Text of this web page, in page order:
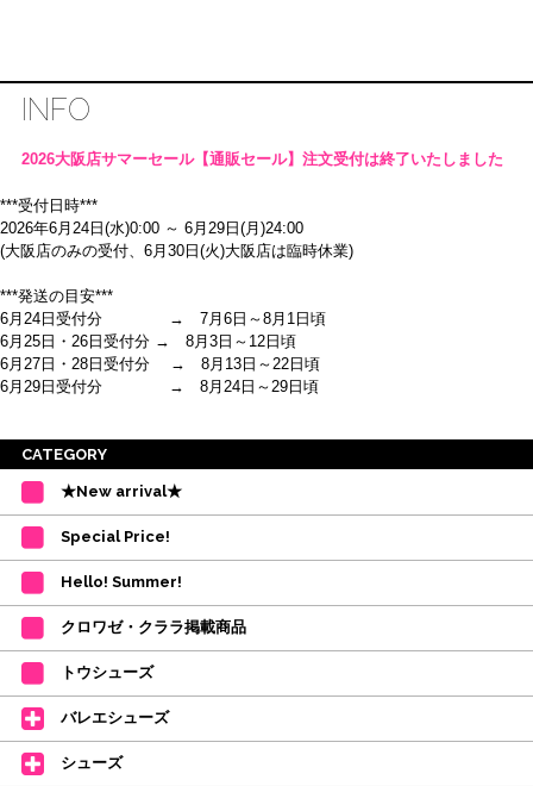
INFO
2026大阪店サマーセール【通販セール】注文受付は終了いたしました
***受付日時***
2026年6月24日(水)0:00 ～ 6月29日(月)24:00
(大阪店のみの受付、6月30日(火)大阪店は臨時休業)
***発送の目安***
6月24日受付分 → 7月6日～8月1日頃
6月25日・26日受付分 → 8月3日～12日頃
6月27日・28日受付分 → 8月13日～22日頃
6月29日受付分 → 8月24日～29日頃
※ご注意
間を目安として下さい。
・在庫の確保は発送の直前に行います。カートに入れて注文完了となって
ご注文商品が在庫切れの場合は、上記お目安の頃にご連絡させていただき
カード決済をされたお客様は決済金額の変更をさせていただきます。
【ミルバ×たけいみき】オリジナルタオルが新登場!
レッスンのお供にはもちろん、毎日の持ち歩きやギフトにもぴったりのミル
バオリジナルタオルです。
たけいみきさんが描く「夢かわいい」バレエイラストが、そのままタオルに
なりました。
CATEGORY
★New arrival★
Special Price!
Hello! Summer!
クロワゼ・クララ掲載商品
トウシューズ
バレエシューズ
シューズ